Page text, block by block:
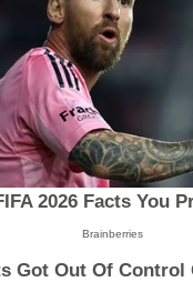
2026 Facts You
Brainberries
Got Out Of Control